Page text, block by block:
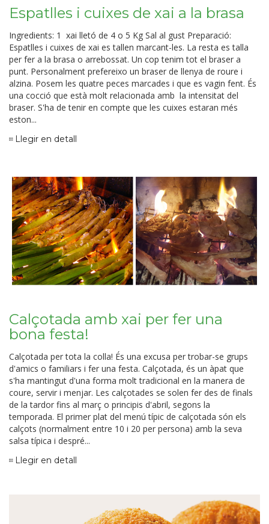
Espatlles i cuixes de xai a la brasa
Ingredients: 1 xai lletó de 4 o 5 Kg Sal al gust Preparació:
Espatlles i cuixes de xai es tallen marcant-les. La resta es talla
per fer a la brasa o arrebossat. Un cop tenim tot el braser a
punt. Personalment prefereixo un braser de llenya de roure i
alzina. Posem les quatre peces marcades i que es vagin fent. És
una cocció que està molt relacionada amb la intensitat del
braser. S'ha de tenir en compte que les cuixes estaran més
eston...
Llegir en detall
Calçotada amb xai per fer una
bona festa!
Calçotada per tota la colla! És una excusa per trobar-se grups
d'amics o familiars i fer una festa. Calçotada, és un àpat que
s'ha mantingut d'una forma molt tradicional en la manera de
coure, servir i menjar. Les calçotades se solen fer des de finals
de la tardor fins al març o principis d'abril, segons la
temporada. El primer plat del menú típic de calçotada són els
calçots (normalment entre 10 i 20 per persona) amb la seva
salsa típica i despré...
Llegir en detall